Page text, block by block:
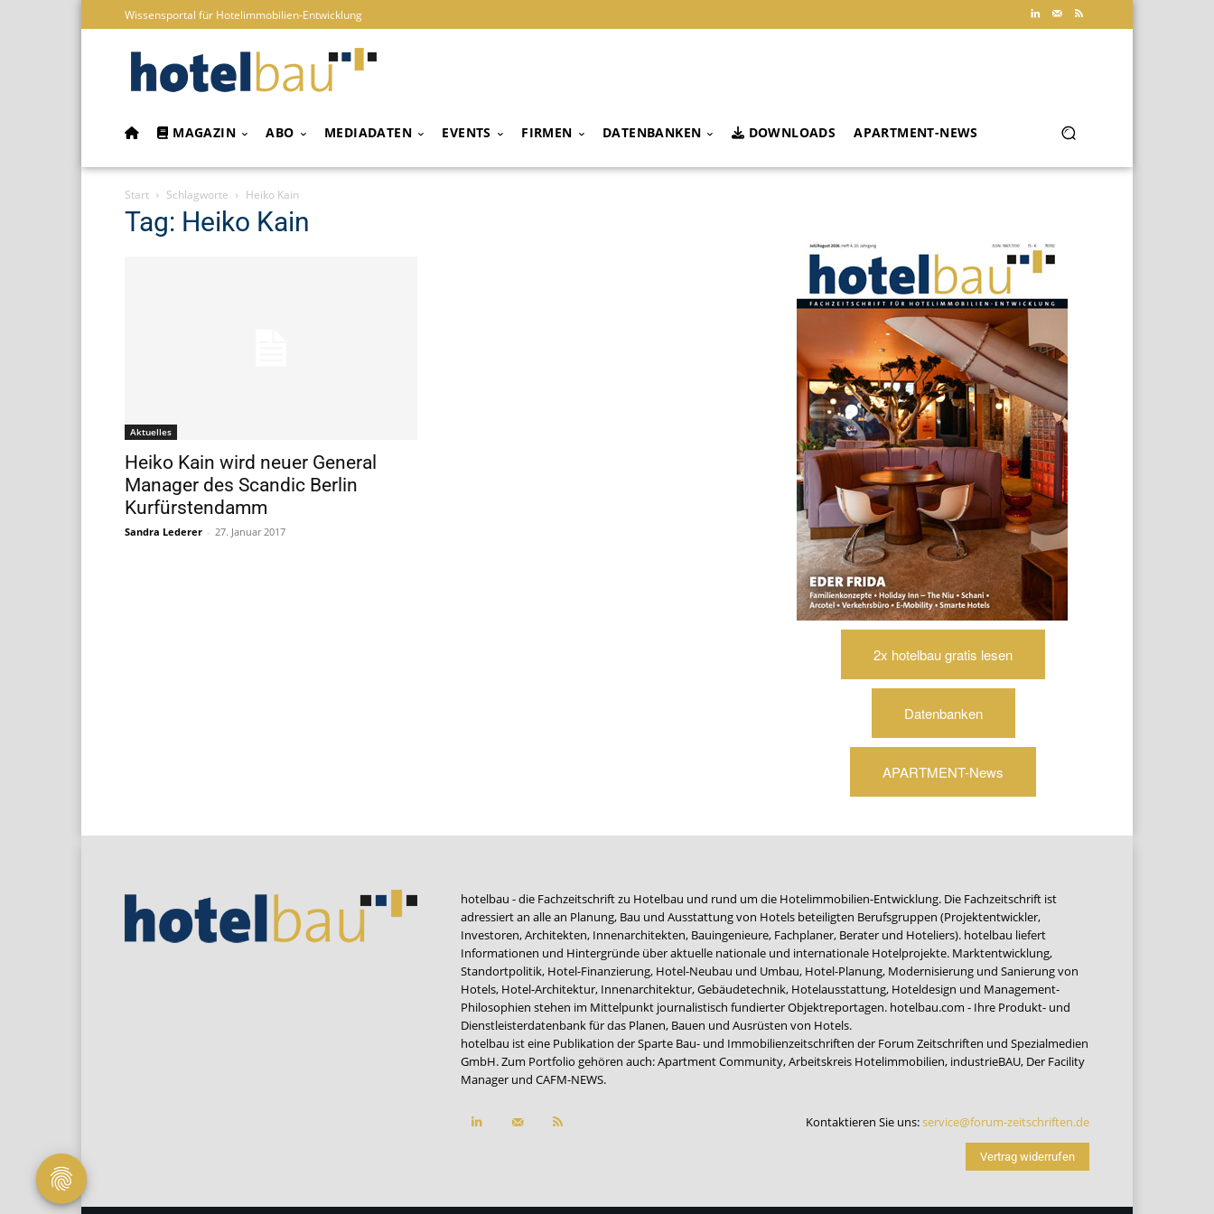
Wissensportal für Hotelimmobilien-Entwicklung
MAGAZIN ABO MEDIADATEN EVENTS FIRMEN DATENBANKEN DOWNLOADS APARTMENT-NEWS
Start Schlagworte Heiko Kain
Tag: Heiko Kain
Aktuelles
Heiko Kain wird neuer General
Manager des Scandic Berlin
Kurfürstendamm
Sandra Lederer - 27. Januar 2017
2x hotelbau gratis lesen
Datenbanken
APARTMENT-News
hotelbau - die Fachzeitschrift zu Hotelbau und rund um die Hotelimmobilien-Entwicklung. Die Fachzeitschrift ist
adressiert an alle an Planung, Bau und Ausstattung von Hotels beteiligten Berufsgruppen (Projektentwickler,
Investoren, Architekten, Innenarchitekten, Bauingenieure, Fachplaner, Berater und Hoteliers). hotelbau liefert
Informationen und Hintergründe über aktuelle nationale und internationale Hotelprojekte. Marktentwicklung,
Standortpolitik, Hotel-Finanzierung, Hotel-Neubau und Umbau, Hotel-Planung, Modernisierung und Sanierung von
Hotels, Hotel-Architektur, Innenarchitektur, Gebäudetechnik, Hotelausstattung, Hoteldesign und Management-
Philosophien stehen im Mittelpunkt journalistisch fundierter Objektreportagen. hotelbau.com - Ihre Produkt- und
Dienstleisterdatenbank für das Planen, Bauen und Ausrüsten von Hotels.
hotelbau ist eine Publikation der Sparte Bau- und Immobilienzeitschriften der Forum Zeitschriften und Spezialmedien
GmbH. Zum Portfolio gehören auch:Apartment Community,Arbeitskreis Hotelimmobilien, industrieBAU, Der Facility
Manager und CAFM-NEWS.
Kontaktieren Sie uns:service@forum-zeitschriften.de
Vertrag widerrufen